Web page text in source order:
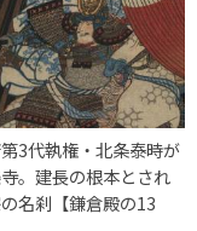
3代執権・北条泰時が
。建長の根本とされ
名刹【鎌倉殿の13